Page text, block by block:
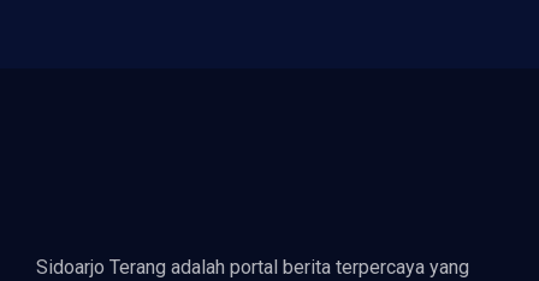
Sidoarjo Terang adalah portal berita terpercaya yang